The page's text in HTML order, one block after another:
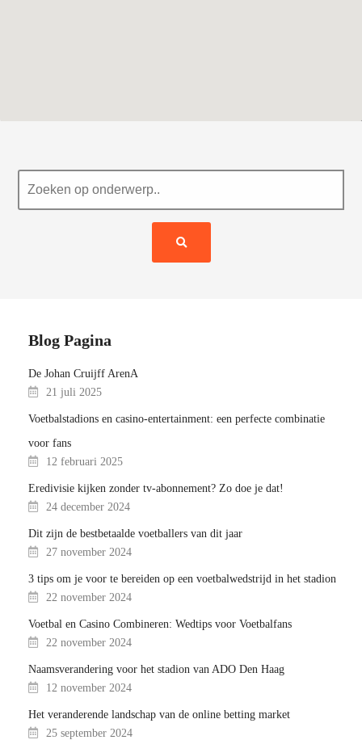
Blog Pagina
De Johan Cruijff ArenA
21 juli 2025
Voetbalstadions en casino-entertainment: een perfecte combinatie
voor fans
12 februari 2025
Eredivisie kijken zonder tv-abonnement? Zo doe je dat!
24 december 2024
Dit zijn de bestbetaalde voetballers van dit jaar
27 november 2024
3 tips om je voor te bereiden op een voetbalwedstrijd in het stadion
22 november 2024
Voetbal en Casino Combineren: Wedtips voor Voetbalfans
22 november 2024
Naamsverandering voor het stadion van ADO Den Haag
12 november 2024
Het veranderende landschap van de online betting market
25 september 2024